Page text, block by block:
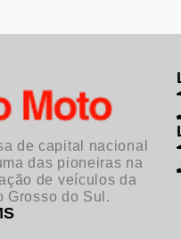
de capital nacional
das pioneiras na
de veículos da
Grosso do Sul.